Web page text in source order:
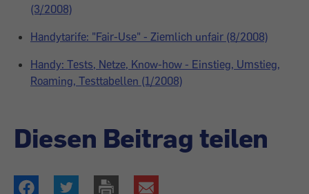
(3/2008)
Handytarife: "Fair-Use" - Ziemlich unfair (8/2008)
Handy: Tests, Netze, Know-how - Einstieg, Umstieg,
Roaming, Testtabellen (1/2008)
Diesen Beitrag teilen